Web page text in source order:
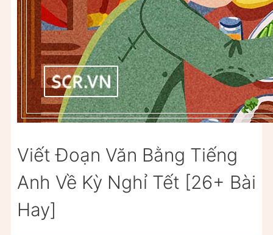
Viết Đoạn Văn Bằng Tiếng
Anh Về Kỳ Nghỉ Tết [26+ Bài
Hay]